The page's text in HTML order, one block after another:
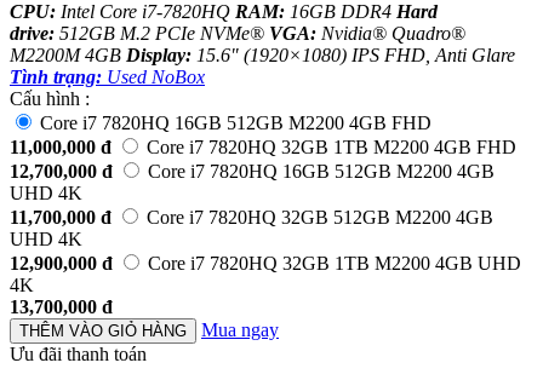
CPU: Intel Core i7-7820HQ RAM: 16GB DDR4 Hard
drive: 512GB M.2 PCIe NVMe® VGA: Nvidia® Quadro®
M2200M 4GB Display: 15.6" (1920×1080) IPS FHD, Anti Glare
Tình trạng: Used NoBox
Cấu hình :
Core i7 7820HQ 16GB 512GB M2200 4GB FHD
11,000,000 đ
Core i7 7820HQ 32GB 1TB M2200 4GB FHD
12,700,000 đ
Core i7 7820HQ 16GB 512GB M2200 4GB
UHD 4K
11,700,000 đ
Core i7 7820HQ 32GB 512GB M2200 4GB
UHD 4K
12,900,000 đ
Core i7 7820HQ 32GB 1TB M2200 4GB UHD
4K
13,700,000 đ
THÊM VÀO GIỎ HÀNG
Mua ngay
Ưu đãi thanh toán